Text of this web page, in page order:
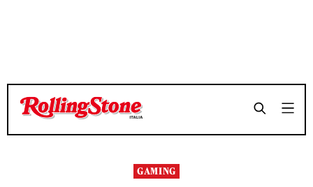
TEMPO DI LETTURA 3 MINUTI SHARE
TEMPO DI LETTURA 3 MINUTI SHARE
GAMING